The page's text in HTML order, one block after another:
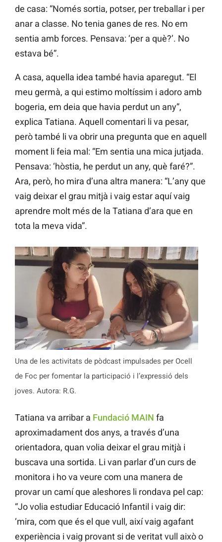
de casa: “Només sortia, potser, per treballar i per
anar a classe. No tenia ganes de res. No em
sentia amb forces. Pensava: ‘per a què?’. No
estava bé”.
A casa, aquella idea també havia aparegut. “El
meu germà, a qui estimo moltíssim i adoro amb
bogeria, em deia que havia perdut un any”,
explica Tatiana. Aquell comentari li va pesar,
però també li va obrir una pregunta que en aquell
moment li feia mal: “Em sentia una mica jutjada.
Pensava: ‘hòstia, he perdut un any, què faré?”.
Ara, però, ho mira d’una altra manera: “L’any que
vaig deixar el grau mitjà i vaig estar aquí vaig
aprendre molt més de la Tatiana d’ara que en
tota la meva vida”.
Una de les activitats de pòdcast impulsades per Ocell
de Foc per fomentar la participació i l’expressió dels
joves. Autora: R.G.
Tatiana va arribar a Fundació MAIN fa
aproximadament dos anys, a través d’una
orientadora, quan volia deixar el grau mitjà i
buscava una sortida. Li van parlar d’un curs de
monitora i ho va veure com una manera de
provar un camí que aleshores li rondava pel cap:
“Jo volia estudiar Educació Infantil i vaig dir:
‘mira, com que és el que vull, així vaig agafant
experiència i vaig provant si de veritat vull això o